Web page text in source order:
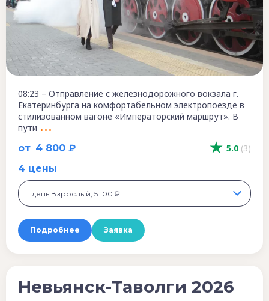
5.0 (3)
от 4 800 ₽
08:23 – Отправление с железнодорожного вокзала г.
Екатеринбурга на комфортабельном электропоезде в
стилизованном вагоне «Императорский маршрут». В
пути
4 цены
1 день Взрослый, 5 100 ₽
Подробнее Заявка
Невьянск-Таволги 2026